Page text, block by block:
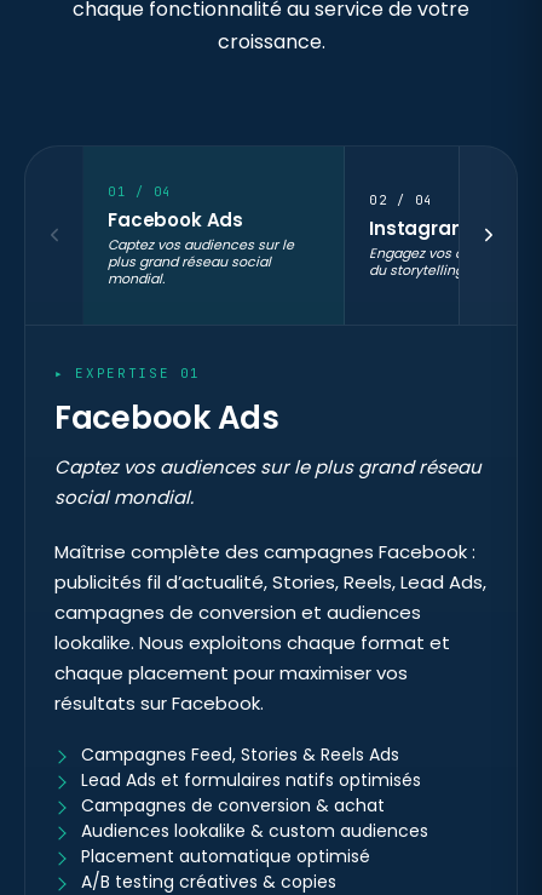
chaque fonctionnalité au service de votre
croissance.
01 / 04
Facebook Ads
Captez vos audiences sur le
plus grand réseau social
mondial.
02 / 04
Instagram Ads
Engagez vos audiences
du storytelling visuel
▸ EXPERTISE 01
Facebook Ads
Captez vos audiences sur le plus grand réseau
social mondial.
Maîtrise complète des campagnes Facebook :
publicités fil d’actualité, Stories, Reels, Lead Ads,
campagnes de conversion et audiences
lookalike. Nous exploitons chaque format et
chaque placement pour maximiser vos
résultats sur Facebook.
Campagnes Feed, Stories & Reels Ads
Lead Ads et formulaires natifs optimisés
Campagnes de conversion & achat
Audiences lookalike & custom audiences
Placement automatique optimisé
A/B testing créatives & copies